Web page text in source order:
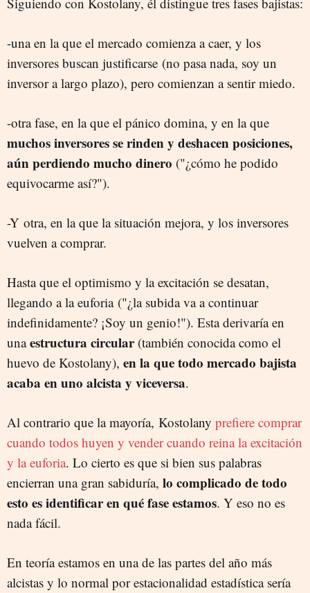
-una en la que el mercado comienza a caer, y los
inversores buscan justificarse (no pasa nada, soy un
inversor a largo plazo), pero comienzan a sentir miedo.
-otra fase, en la que el pánico domina, y en la que
muchos inversores se rinden y deshacen posiciones,
aún perdiendo mucho dinero ("¿cómo he podido
equivocarme así?").
-Y otra, en la que la situación mejora, y los inversores
vuelven a comprar.
Hasta que el optimismo y la excitación se desatan,
llegando a la euforia ("¿la subida va a continuar
indefinidamente? ¡Soy un genio!"). Esta derivaría en
unaestructura circular(también conocida como el
huevo de Kostolany), en la que todo mercado bajista
acaba en uno alcista y viceversa.
Al contrario que la mayoría, Kostolany prefiere comprar
cuando todos huyen y vender cuando reina la excitación
y la euforia. Lo cierto es que si bien sus palabras
encierran una gran sabiduría, lo complicado de todo
esto es identificar en qué fase estamos. Y eso no es
nada fácil.
En teoría estamos en una de las partes del año más
alcistas y lo normal por estacionalidad estadística sería